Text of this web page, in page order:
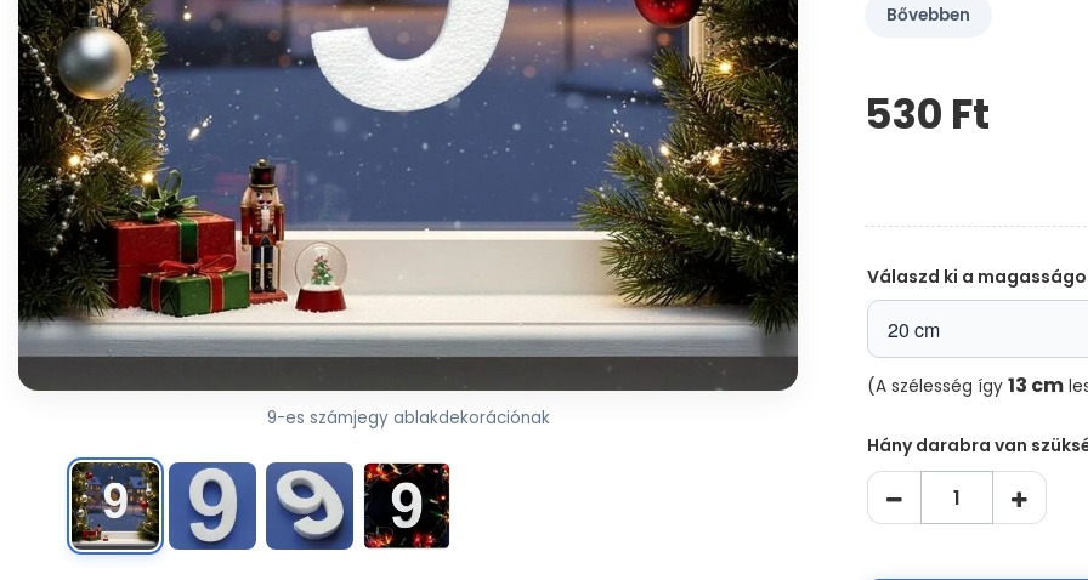
9-es számjegy ablakdekorációnak
Bővebben
Kérem,
hagyja
530 Ft‎
Válaszd ki a
(A szélesség így 13 cm
Hány darabra van